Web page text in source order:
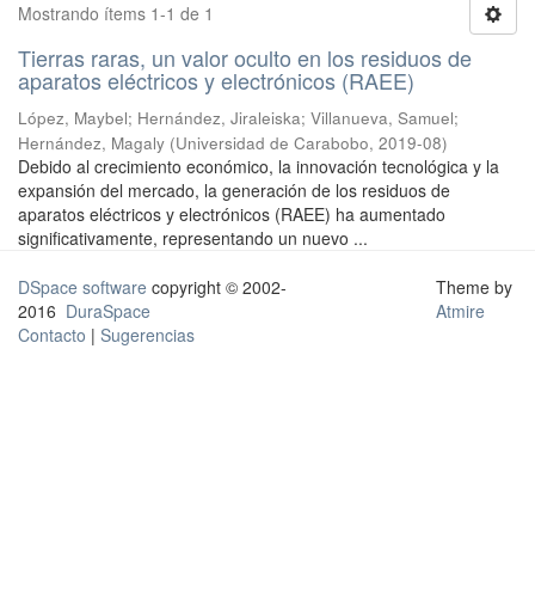
Mostrando ítems 1-1 de 1
Tierras raras, un valor oculto en los residuos de
aparatos eléctricos y electrónicos (RAEE)
López, Maybel; Hernández, Jiraleiska; Villanueva, Samuel;
Hernández, Magaly (Universidad de Carabobo, 2019-08)
Debido al crecimiento económico, la innovación tecnológica y la
expansión del mercado, la generación de los residuos de
aparatos eléctricos y electrónicos (RAEE) ha aumentado
significativamente, representando un nuevo ...
DSpace software copyright © 2002-
2016 DuraSpace
Contacto | Sugerencias
Theme by
Atmire